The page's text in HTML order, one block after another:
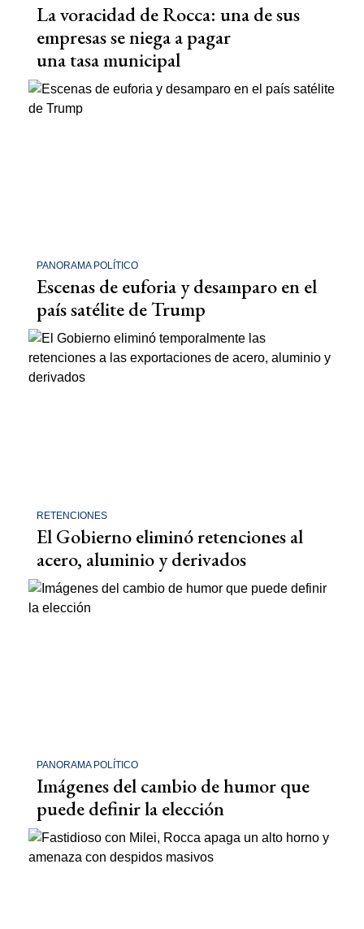
La voracidad de Rocca: una de sus
empresas se niega a pagar
una tasa municipal
PANORAMA POLÍTICO
Escenas de euforia y desamparo en el
país satélite de Trump
RETENCIONES
El Gobierno eliminó retenciones al
acero, aluminio y derivados
PANORAMA POLÍTICO
Imágenes del cambio de humor que
puede definir la elección